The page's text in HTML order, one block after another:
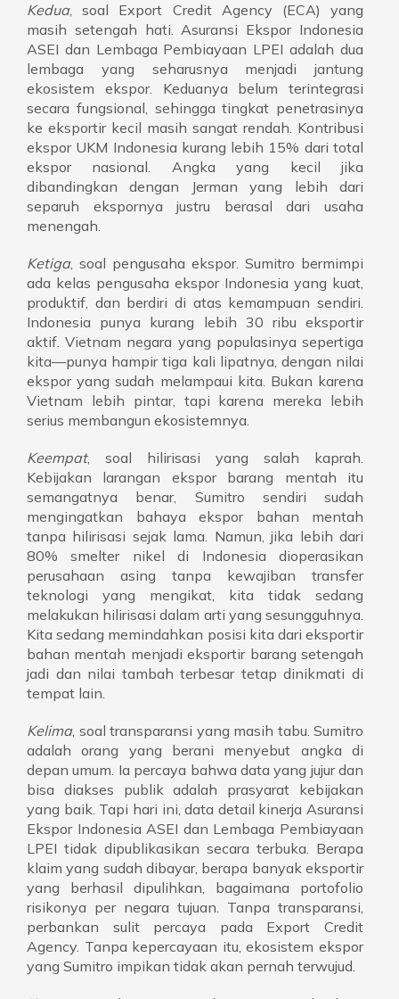
Kedua, soal Export Credit Agency (ECA) yang
masih setengah hati. Asuransi Ekspor Indonesia
ASEI dan Lembaga Pembiayaan LPEI adalah dua
lembaga yang seharusnya menjadi jantung
ekosistem ekspor. Keduanya belum terintegrasi
secara fungsional, sehingga tingkat penetrasinya
ke eksportir kecil masih sangat rendah. Kontribusi
ekspor UKM Indonesia kurang lebih 15% dari total
ekspor nasional. Angka yang kecil jika
dibandingkan dengan Jerman yang lebih dari
separuh ekspornya justru berasal dari usaha
menengah.
Ketiga, soal pengusaha ekspor. Sumitro bermimpi
ada kelas pengusaha ekspor Indonesia yang kuat,
produktif, dan berdiri di atas kemampuan sendiri.
Indonesia punya kurang lebih 30 ribu eksportir
aktif. Vietnam negara yang populasinya sepertiga
kita—punya hampir tiga kali lipatnya, dengan nilai
ekspor yang sudah melampaui kita. Bukan karena
Vietnam lebih pintar, tapi karena mereka lebih
serius membangun ekosistemnya.
Keempat, soal hilirisasi yang salah kaprah.
Kebijakan larangan ekspor barang mentah itu
semangatnya benar, Sumitro sendiri sudah
mengingatkan bahaya ekspor bahan mentah
tanpa hilirisasi sejak lama. Namun, jika lebih dari
80% smelter nikel di Indonesia dioperasikan
perusahaan asing tanpa kewajiban transfer
teknologi yang mengikat, kita tidak sedang
melakukan hilirisasi dalam arti yang sesungguhnya.
Kita sedang memindahkan posisi kita dari eksportir
bahan mentah menjadi eksportir barang setengah
jadi dan nilai tambah terbesar tetap dinikmati di
tempat lain.
Kelima, soal transparansi yang masih tabu. Sumitro
adalah orang yang berani menyebut angka di
depan umum. Ia percaya bahwa data yang jujur dan
bisa diakses publik adalah prasyarat kebijakan
yang baik. Tapi hari ini, data detail kinerja Asuransi
Ekspor Indonesia ASEI dan Lembaga Pembiayaan
LPEI tidak dipublikasikan secara terbuka. Berapa
klaim yang sudah dibayar, berapa banyak eksportir
yang berhasil dipulihkan, bagaimana portofolio
risikonya per negara tujuan. Tanpa transparansi,
perbankan sulit percaya pada Export Credit
Agency. Tanpa kepercayaan itu, ekosistem ekspor
yang Sumitro impikan tidak akan pernah terwujud.